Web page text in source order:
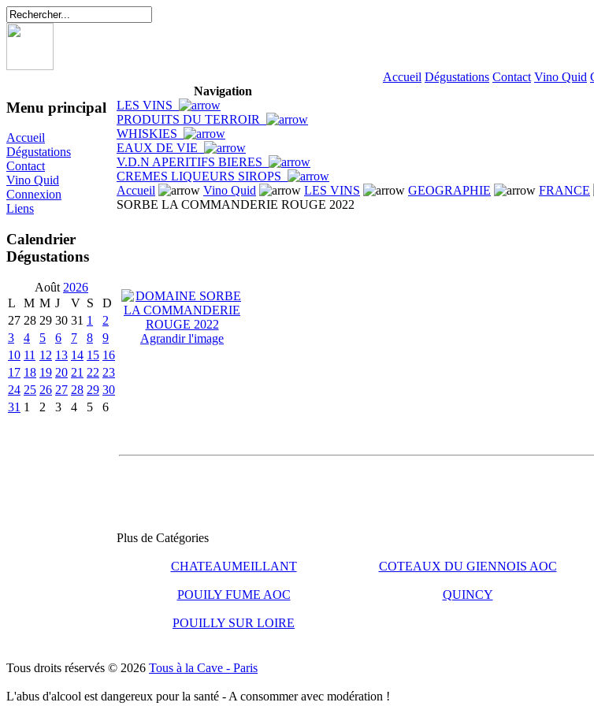
Accueil Dégustations Contact Vino Quid
Menu principal
Accueil
Dégustations
Contact
Vino Quid
Connexion
Liens
Calendrier
Dégustations
Août 2026
L
M M J V S
D
27 28 29 30 31 1
2
3
4 5 6 7 8
9
10 11 12 13 14 15 16
17 18 19 20 21 22 23
24 25 26 27 28 29 30
31 1 2 3 4 5 6
Navigation
LES VINS
PRODUITS DU TERROIR
WHISKIES
EAUX DE VIE
V.D.N APERITIFS BIERES
CREMES LIQUEURS SIROPS
Accueil
Vino Quid LES VINS GEOGRAPHIE FRANCE
SORBE LA COMMANDERIE ROUGE 2022
Agrandir l'image
Plus de Catégories
CHATEAUMEILLANT COTEAUX DU GIENNOIS AOC
POUILY FUME AOC QUINCY
POUILLY SUR LOIRE
Tous droits réservés © 2026 Tous à la Cave - Paris
L'abus d'alcool est dangereux pour la santé - A consommer avec modération !